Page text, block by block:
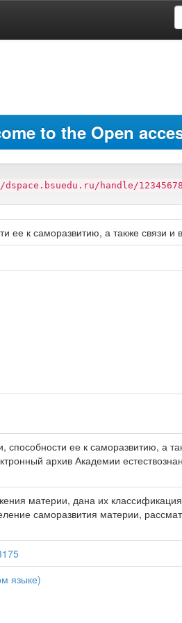
to the Open
handle/
к саморазвитию, а также связи
ее к саморазвитию, а
архив Академии
материи, дана их
саморазвития материи,
языке)